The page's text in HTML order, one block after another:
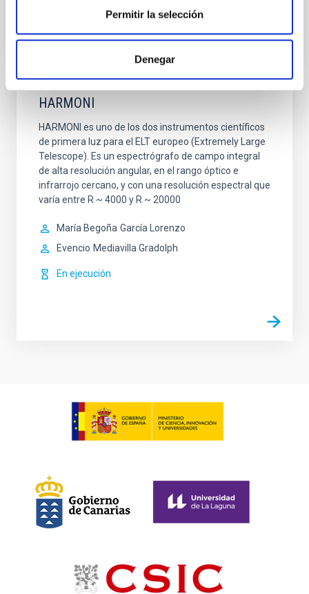
Permitir la selección
Denegar
HARMONI
HARMONI es uno de los dos instrumentos científicos
de primera luz para el ELT europeo (Extremely Large
Telescope). Es un espectrógrafo de campo integral
de alta resolución angular, en el rango óptico e
infrarrojo cercano, y con una resolución espectral que
varía entre R ~ 4000 y R ~ 20000
María Begoña García Lorenzo
Evencio Mediavilla Gradolph
En ejecución